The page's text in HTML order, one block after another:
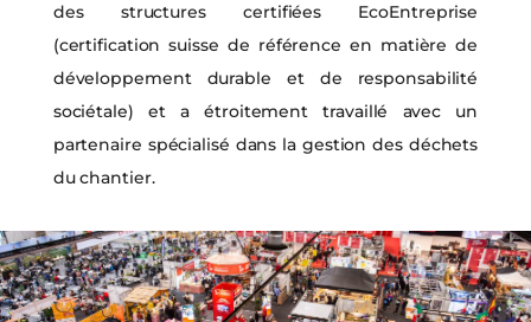
des structures certifiées EcoEntreprise
(certification suisse de référence en matière de
développement durable et de responsabilité
sociétale) et a étroitement travaillé avec un
partenaire spécialisé dans la gestion des déchets
du chantier.